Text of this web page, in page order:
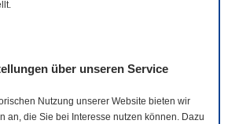
über unseren Service
Nutzung unserer Website bieten wir
an, die Sie bei Interesse nutzen können. Dazu